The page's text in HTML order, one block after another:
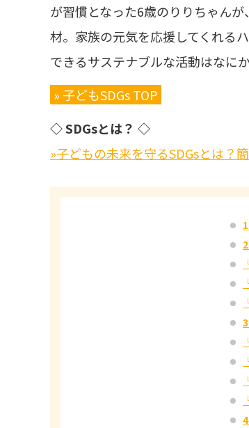
が習慣となった6歳のりりちゃん
材。家族の元気を応援してくれる
できるサステナブルな活動はなに
» 子どもSDGs TOP
◇ SDGsとは？ ◇
»子どもの未来を守るSDGsとは？